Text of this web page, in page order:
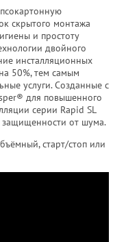
скрытого монтажа
и простоту
двойного
инсталляционных
50%, тем самым
услуги. Созданные с
для повышенного
серии Rapid SL
защищенности от шума.
старт/стоп или